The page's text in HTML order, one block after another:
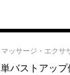
マッサージ・エクサ
バストアップ